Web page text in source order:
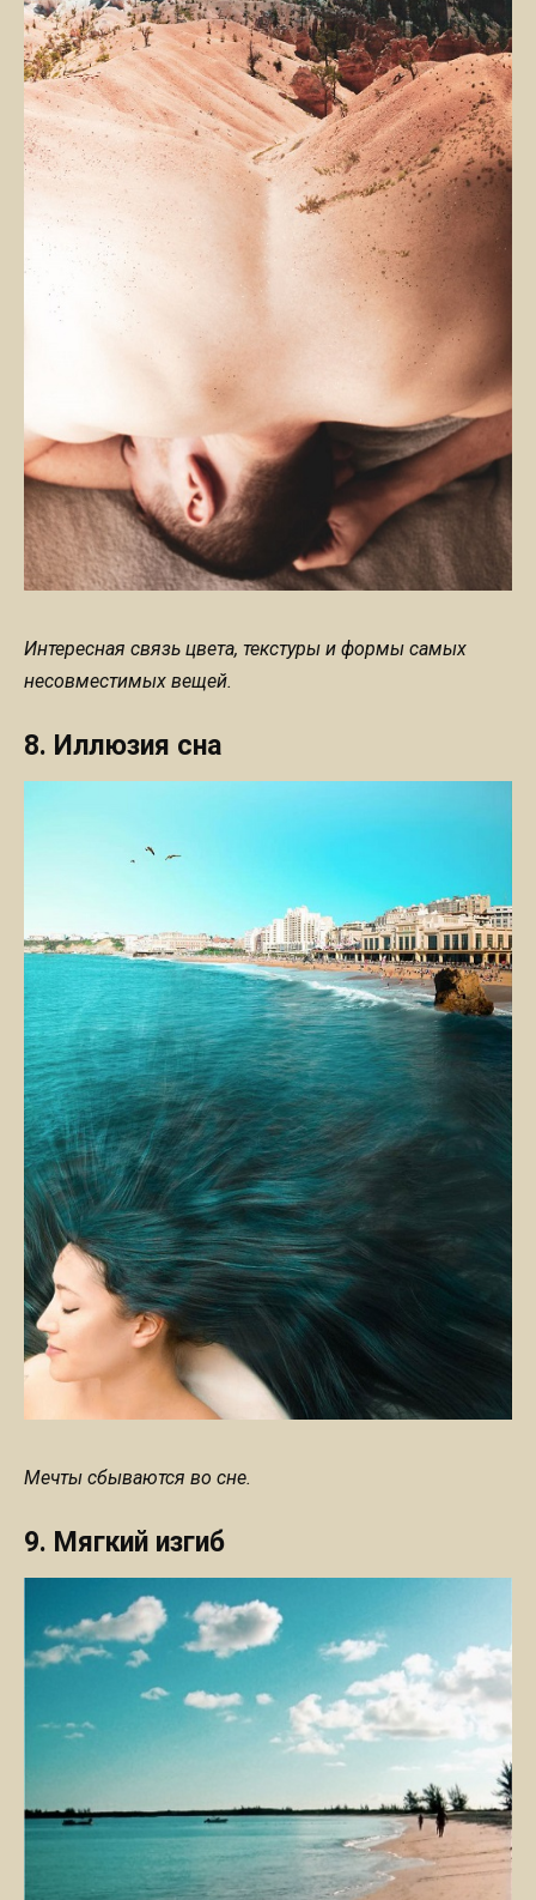
Интересная связь цвета, текстуры и формы самых
несовместимых вещей.
8. Иллюзия сна
Мечты сбываются во сне.
9. Мягкий изгиб